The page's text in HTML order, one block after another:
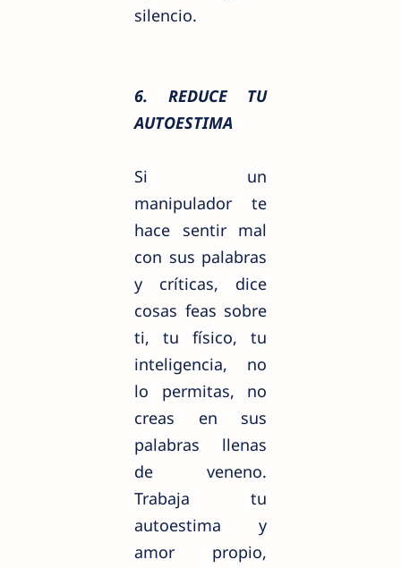
silencio.
6. REDUCE TU
AUTOESTIMA
Si un
manipulador te
hace sentir mal
con sus palabras
y críticas, dice
cosas feas sobre
ti, tu físico, tu
inteligencia, no
lo permitas, no
creas en sus
palabras llenas
de veneno.
Trabaja tu
autoestima y
amor propio,